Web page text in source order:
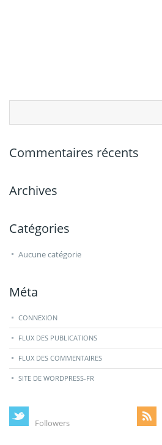
Commentaires récents
Archives
Catégories
Aucune catégorie
Méta
CONNEXION
FLUX DES PUBLICATIONS
FLUX DES COMMENTAIRES
SITE DE WORDPRESS-FR
Followers